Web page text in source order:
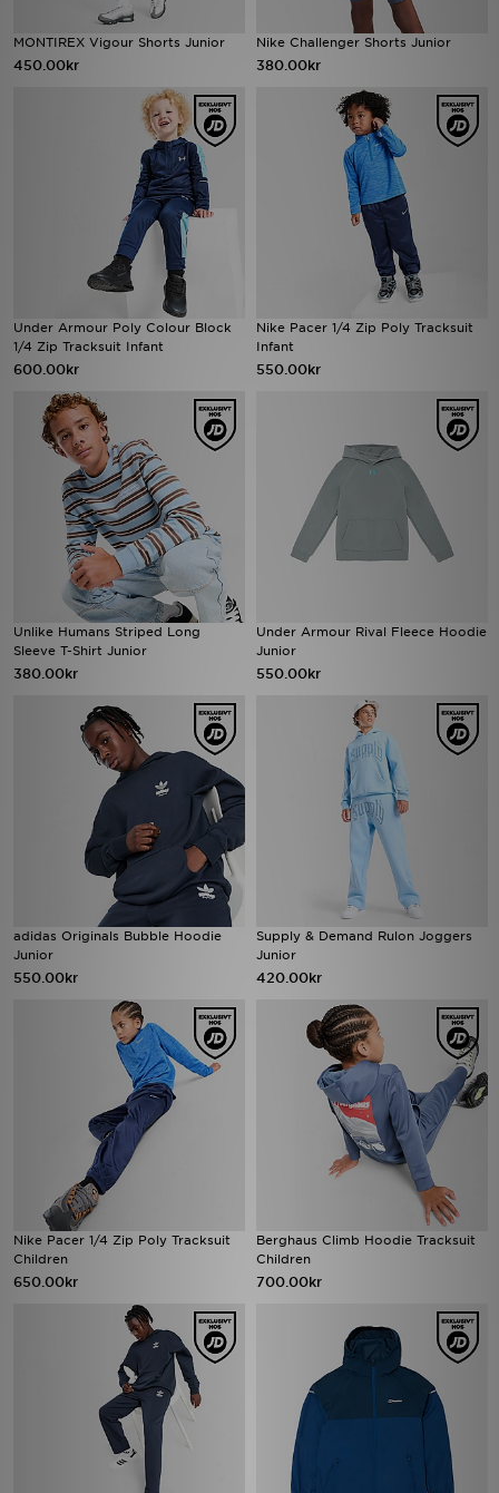
MONTIREX Vigour Shorts Junior
450.00kr
Nike Challenger Shorts Junior
380.00kr
Under Armour Poly Colour Block
1/4 Zip Tracksuit Infant
600.00kr
Nike Pacer 1/4 Zip Poly Tracksuit
Infant
550.00kr
Unlike Humans Striped Long
Sleeve T-Shirt Junior
380.00kr
Under Armour Rival Fleece Hoodie
Junior
550.00kr
adidas Originals Bubble Hoodie
Junior
550.00kr
Supply & Demand Rulon Joggers
Junior
420.00kr
Nike Pacer 1/4 Zip Poly Tracksuit
Children
650.00kr
Berghaus Climb Hoodie Tracksuit
Children
700.00kr